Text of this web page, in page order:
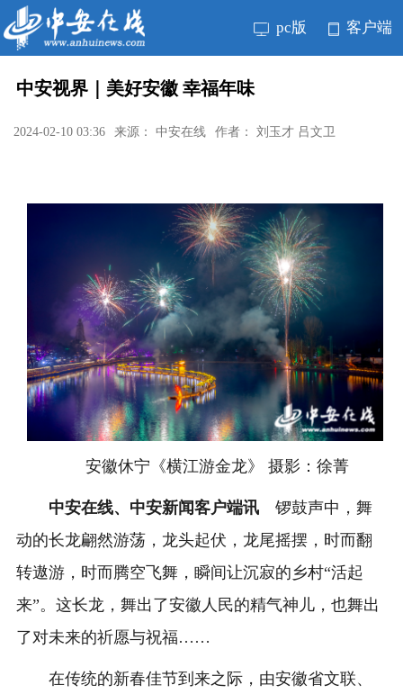
pc版 客户端
中安视界｜美好安徽 幸福年味
2024-02-10 03:36 来源： 中安在线 作者： 刘玉才 吕文卫
安徽休宁《横江游金龙》 摄影：徐菁
中安在线、中安新闻客户端讯锣鼓声中，舞
动的长龙翩然游荡，龙头起伏，龙尾摇摆，时而翻
转遨游，时而腾空飞舞，瞬间让沉寂的乡村“活起
来”。这长龙，舞出了安徽人民的精气神儿，也舞出
了对未来的祈愿与祝福……
在传统的新春佳节到来之际，由安徽省文联、